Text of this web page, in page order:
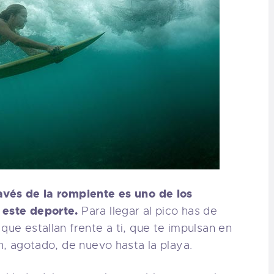
de la rompiente es uno de los
deporte. Para llegar al pico has de
estallan frente a ti, que te impulsan en
agotado, de nuevo hasta la playa.